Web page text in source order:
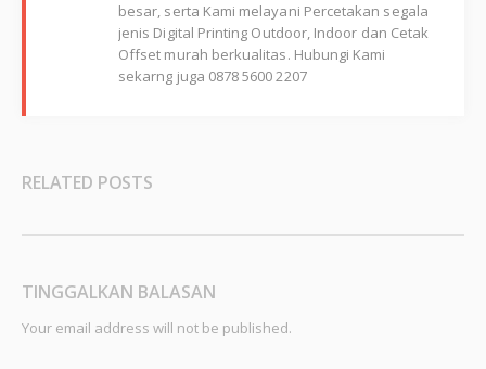
besar, serta Kami melayani Percetakan segala
jenis Digital Printing Outdoor, Indoor dan Cetak
Offset murah berkualitas. Hubungi Kami
sekarng juga 0878 5600 2207
RELATED POSTS
TINGGALKAN BALASAN
Your email address will not be published.